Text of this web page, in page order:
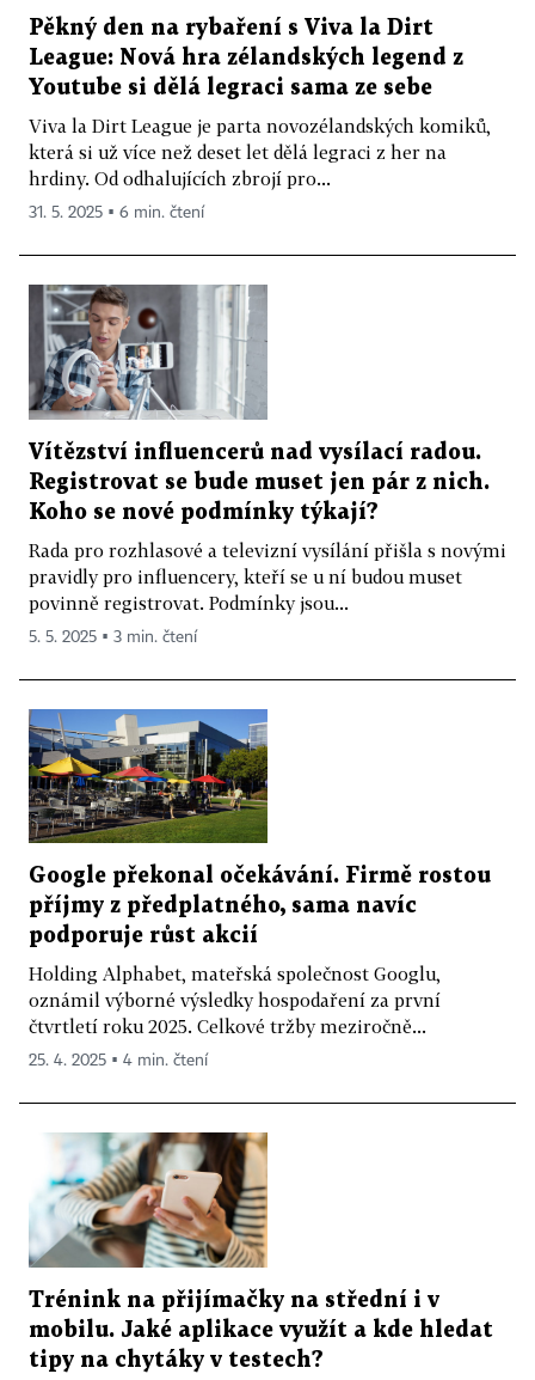
Pěkný den na rybaření s Viva la Dirt
League: Nová hra zélandských legend z
Youtube si dělá legraci sama ze sebe
Viva la Dirt League je parta novozélandských komiků,
která si už více než deset let dělá legraci z her na
hrdiny. Od odhalujících zbrojí pro...
31. 5. 2025 ▪ 6 min. čtení
Vítězství influencerů nad vysílací radou.
Registrovat se bude muset jen pár z nich.
Koho se nové podmínky týkají?
Rada pro rozhlasové a televizní vysílání přišla s novými
pravidly pro influencery, kteří se u ní budou muset
povinně registrovat. Podmínky jsou...
5. 5. 2025 ▪ 3 min. čtení
Google překonal očekávání. Firmě rostou
příjmy z předplatného, sama navíc
podporuje růst akcií
Holding Alphabet, mateřská společnost Googlu,
oznámil výborné výsledky hospodaření za první
čtvrtletí roku 2025. Celkové tržby meziročně...
25. 4. 2025 ▪ 4 min. čtení
Trénink na přijímačky na střední i v
mobilu. Jaké aplikace využít a kde hledat
tipy na chytáky v testech?